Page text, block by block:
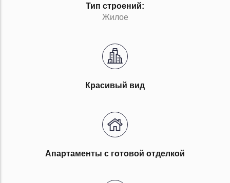
Тип строений:
Жилое
Красивый вид
Апартаменты с готовой отделкой